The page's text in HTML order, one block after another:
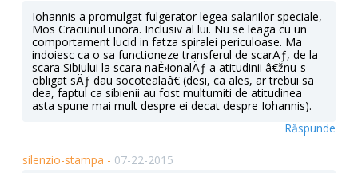
Iohannis a promulgat fulgerator legea salariilor speciale,
Mos Craciunul unora. Inclusiv al lui. Nu se leaga cu un
comportament lucid in fatza spiralei periculoase. Ma
indoiesc ca o sa functioneze transferul de scarÄƒ, de la
scara Sibiului la scara naÈ›ionalÄƒ a atitudinii â€žnu-s
obligat sÄƒ dau socotealaâ€ (desi, ca ales, ar trebui sa
dea, faptul ca sibienii au fost multumiti de atitudinea
asta spune mai mult despre ei decat despre Iohannis).
Răspunde
silenzio-stampa - 07-22-2015